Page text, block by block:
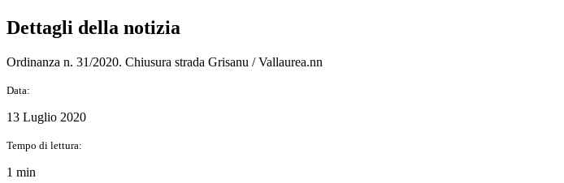
Dettagli della notizia
Ordinanza n. 31/2020. Chiusura strada Grisanu / Vallaurea.nn
Data:
13 Luglio 2020
Tempo di lettura:
1 min